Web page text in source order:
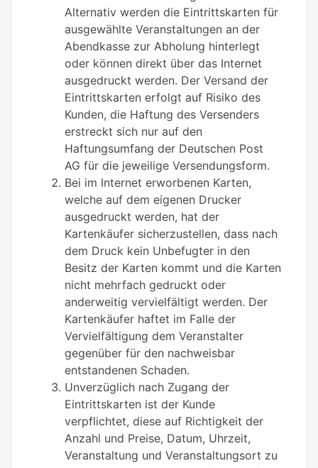
Alternativ werden die Eintrittskarten für
ausgewählte Veranstaltungen an der
Abendkasse zur Abholung hinterlegt
oder können direkt über das Internet
ausgedruckt werden. Der Versand der
Eintrittskarten erfolgt auf Risiko des
Kunden, die Haftung des Versenders
erstreckt sich nur auf den
Haftungsumfang der Deutschen Post
AG für die jeweilige Versendungsform.
Bei im Internet erworbenen Karten,
welche auf dem eigenen Drucker
ausgedruckt werden, hat der
Kartenkäufer sicherzustellen, dass nach
dem Druck kein Unbefugter in den
Besitz der Karten kommt und die Karten
nicht mehrfach gedruckt oder
anderweitig vervielfältigt werden. Der
Kartenkäufer haftet im Falle der
Vervielfältigung dem Veranstalter
gegenüber für den nachweisbar
entstandenen Schaden.
Unverzüglich nach Zugang der
Eintrittskarten ist der Kunde
verpflichtet, diese auf Richtigkeit der
Anzahl und Preise, Datum, Uhrzeit,
Veranstaltung und Veranstaltungsort zu